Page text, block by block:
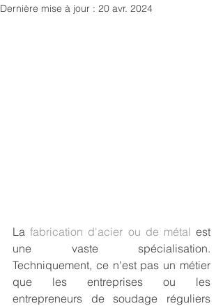
Dernière mise à jour : 20 avr. 2024
La fabrication d'acier ou de métal est
une vaste spécialisation.
Techniquement, ce n'est pas un métier
que les entreprises ou les
entrepreneurs de soudage réguliers